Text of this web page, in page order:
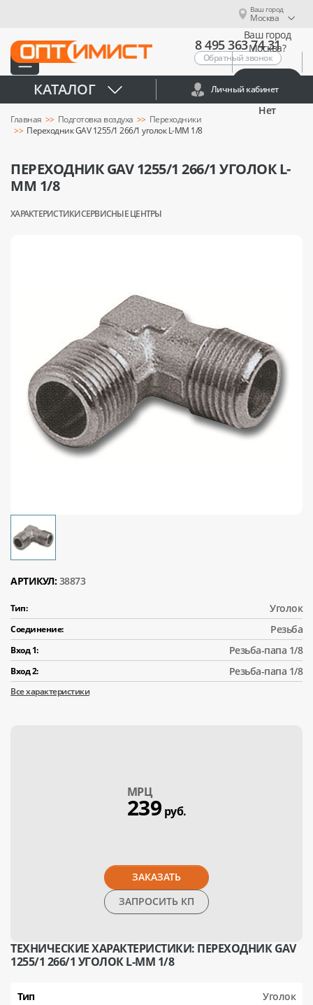
Ваш город
Москва
Ваш город
Москва?
Нет
8 495 363 74 31
Обратный звонок
КАТАЛОГ Личный кабинет
Главная Подготовка воздуха
Переходники
Переходник GAV 1255/1 266/1 уголок L-MM 1/8
ПЕРЕХОДНИК GAV 1255/1 266/1 УГОЛОК L-
MM 1/8
ХАРАКТЕРИСТИКИСЕРВИСНЫЕ ЦЕНТРЫ
АРТИКУЛ: 38873
Тип: Уголок
Соединение: Резьба
Вход 1: Резьба-папа 1/8
Вход 2: Резьба-папа 1/8
Все характеристики
МPЦ
239 руб.
ЗАКАЗАТЬ
ЗАПРОСИТЬ КП
ТЕХНИЧЕСКИЕ ХАРАКТЕРИСТИКИ: ПЕРЕХОДНИК GAV
1255/1 266/1 УГОЛОК L-MM 1/8
Тип Уголок